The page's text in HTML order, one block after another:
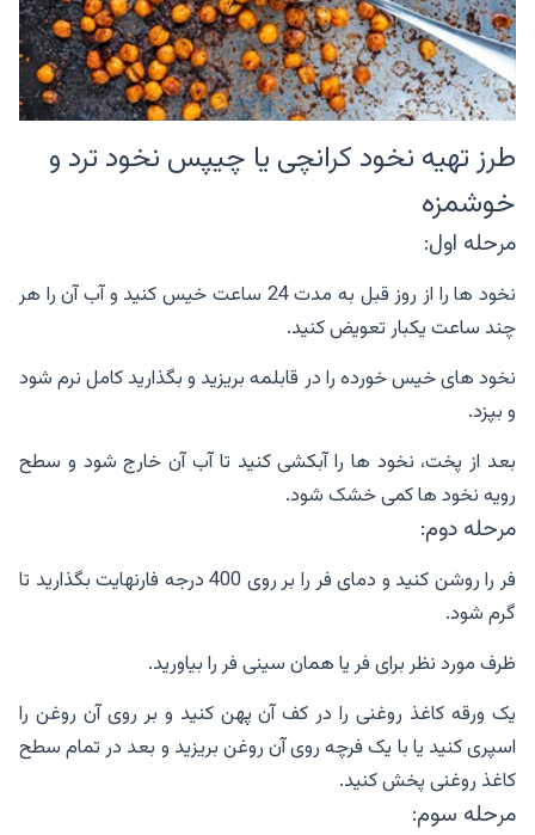
طرز تهیه نخود کرانچی یا چیپس نخود ترد و
خوشمزه
مرحله اول:
نخود ها را از روز قبل به مدت 24 ساعت خیس کنید و آب آن را هر
چند ساعت یکبار تعویض کنید.
نخود های خیس خورده را در قابلمه بریزید و بگذارید کامل نرم شود
و بپزد.
بعد از پخت، نخود ها را آبکشی کنید تا آب آن خارج شود و سطح
رویه نخود ها کمی خشک شود.
مرحله دوم:
فر را روشن کنید و دمای فر را بر روی 400 درجه فارنهایت بگذارید تا
گرم شود.
ظرف مورد نظر برای فر یا همان سینی فر را بیاورید.
یک ورقه کاغذ روغنی را در کف آن پهن کنید و بر روی آن روغن را
اسپری کنید یا با یک فرچه روی آن روغن بریزید و بعد در تمام سطح
کاغذ روغنی پخش کنید.
مرحله سوم: